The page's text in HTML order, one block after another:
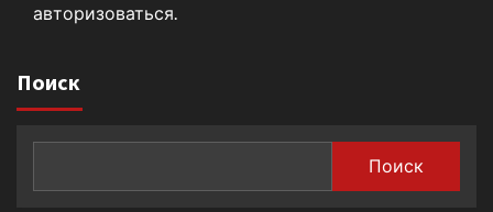
авторизоваться
Поиск
Поиск